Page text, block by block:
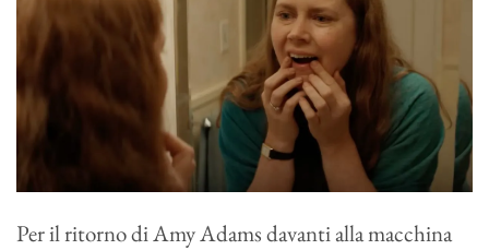
Per il ritorno di Amy Adams davanti alla macchina